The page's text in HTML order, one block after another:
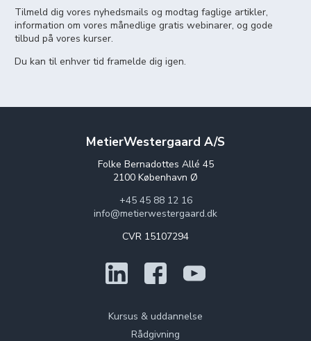
Tilmeld dig vores nyhedsmails og modtag faglige artikler,
information om vores månedlige gratis webinarer, og gode
tilbud på vores kurser.
Du kan til enhver tid framelde dig igen.
MetierWestergaard A/S
Folke Bernadottes Allé 45
2100 København Ø
+45 45 88 12 16
info@metierwestergaard.dk
CVR 15107294
Kursus & uddannelse
Rådgivning